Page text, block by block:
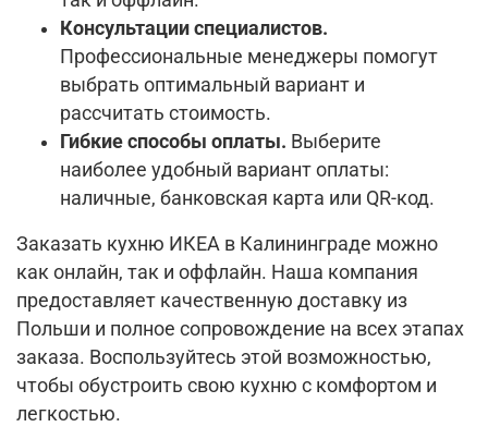
Консультации специалистов.
Профессиональные менеджеры помогут
выбрать оптимальный вариант и
рассчитать стоимость.
Гибкие способы оплаты. Выберите
наиболее удобный вариант оплаты:
наличные, банковская карта или QR-код.
Заказать кухню ИКЕА в Калининграде можно
как онлайн, так и оффлайн. Наша компания
предоставляет качественную доставку из
Польши и полное сопровождение на всех этапах
заказа. Воспользуйтесь этой возможностью,
чтобы обустроить свою кухню с комфортом и
легкостью.